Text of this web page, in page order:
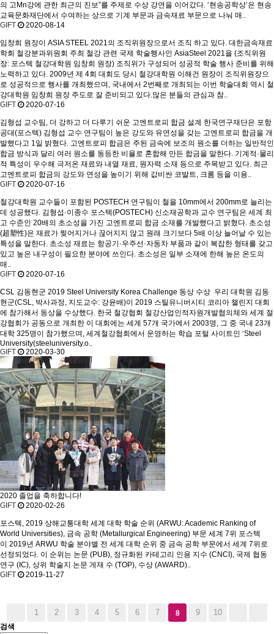
의 고Mn강에 관한 최근의 진보”를 주제로 수상 강연을 이어갔다. ‘현송공학상’은 현송
교육문화재단에서 수여하는 상으로 기계 부문과 금속재료 부문으로 나눠 매..
GIFT
2020-08-14
임창희 원장이 ASIA STEEL 2021의 조직위원장으로서 조직 하고 있다. 대한금속재료
학회 철강분과위원회 주최 철강 관련 국제 학술행사인 AsiaSteel 2021을 (조직위원
장: 포스텍 철강대학원 임창희 원장) 조직위가 구성되어 성공적 학술 행사 준비를 위해
노력하고 있다. 2009년 제 4회 대회도 당시 철강대학원 이해건 원장이 조직위원장으
로 성공적으로 행사를 개최했으며, 국내에서 2번째로 개최되는 이번 학술대회 역시 철
강대학원 임창희 원장 주도로 잘 준비되고 있다.많은 분들의 관심과 참..
GIFT
2020-07-16
김형섭 교수팀, 더 강하고 더 다루기 쉬운 고엔트로피 합금 설계 한국연구재단은 포항
공대(포스텍) 김형섭 교수 연구팀이 높은 강도와 유연성을 갖는 고엔트로피 합금을 개
발했다고 1일 밝혔다. 고엔트로피 합금은 주된 금속에 보조의 원소를 더하는 일반적인
합금 방식과 달리 여러 원소를 동등한 비율로 혼합해 만든 합금을 말한다. 기계적·물리
적 특성이 우수해 극저온 재료와 내열 재료, 원자력 소재 등으로 주목받고 있다. 최근
고엔트로피 합금의 강도와 연성을 높이기 위해 값비싼 코발트, 크롬 등을 이용..
GIFT
2020-07-16
철강대학원 교수들이 포함된 POSTECH 연구팀이 철을 10mm에서 200mm로 늘리는
데 성공했다. 김형섭·이종수 포스텍(POSTECH) 신소재공학과 교수 연구팀은 세계 최
고 수준인 20배의 초소성을 가진 고엔트로피 합금 소재를 개발했다고 밝혔다. 초소성
(超塑性)은 재료가 찢어지거나 끊어지지 않고 원래 크기보다 5배 이상 늘어날 수 있는
특성을 말한다. 초소성 재료는 항공기·우주선·자동차 부품과 같이 복잡한 형태를 갖고
있고 높은 내구성이 필요한 분야에 쓰인다. 초소성은 일부 소재에 한해 높은 온도의
매..
GIFT
2020-07-16
CSL 김동현군 2019 Steel University Korea Challenge 동상 수상 우리 대학원 김동
현군(CSL, 박사과정, 지도교수: 강윤배)이 2019 스틸유니버시티 코리아 챌린지 대회
에 참가해서 동상을 수상했다. 한국 철강협회 철강산업인적자원개발협의체와 세계 절
강협회가 공동으로 개최한 이 대회에는 세계 57개 국가에서 2003명, 그 중 국내 23개
대학 325명이 참가했으며, 세계철강협회에서 운영하는 학습 포털 사이트인 ‘Steel
University(steeluniversity.o..
GIFT
2020-03-30
2020 졸업을 축하합니다!
GIFT
2020-02-26
포스텍, 2019 상해교통대학 세계 대학 학술 순위 (ARWU: Academic Ranking of
World Universities), 금속 공학 (Metallurgical Engineering) 부문 세계 7위 포스텍
이 2019년 ARWU 학술 분야별 전 세계 대학 순위 중 금속 공학 부문에서 세계 7위로
선정되었다. 이 순위는 논문 (PUB), 정규화된 카테고리 인용 지수 (CNCI), 국제 협동
연구 (IC), 상위 학술지 논문 게재 수 (TOP), 수상 (AWARD)..
GIFT
2019-11-27
1 2 3 4 5 6 7 8 9 10
검색